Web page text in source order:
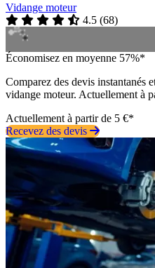
Vidange moteur
4.5 (68)
Économisez en moyenne 57%*
Comparez des devis instantanés
vidange moteur. Actuellement à
Actuellement à partir de 5 €*
Recevez des devis